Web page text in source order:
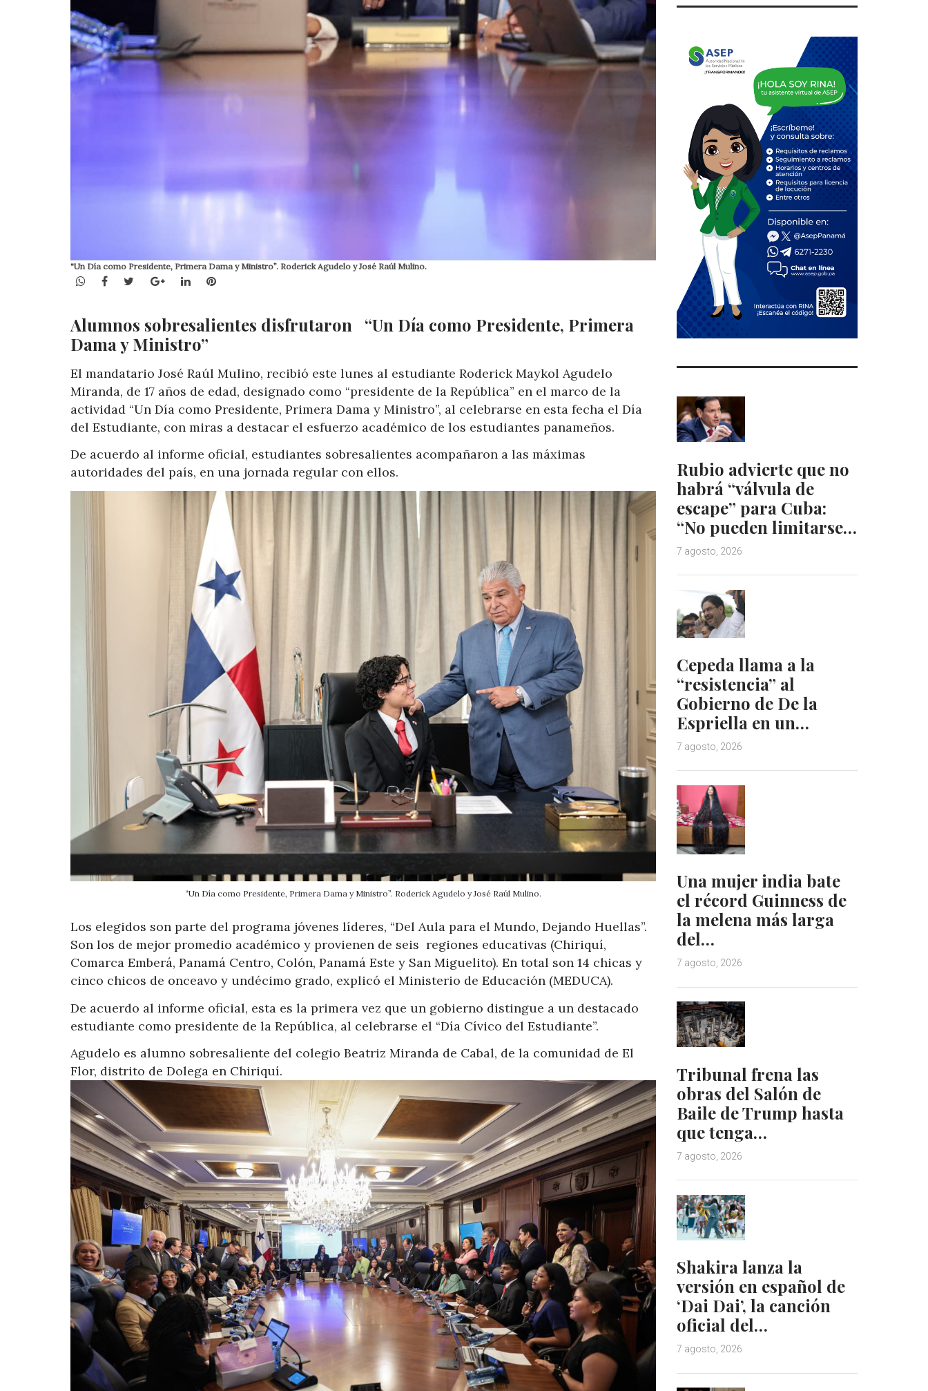
"Un Día como Presidente, Primera Dama y Ministro”. Roderick Agudelo y José Raúl Mulino.
WhatsApp
Facebook
TwitterGoogle+LinkedInPinterest
Alumnos sobresalientes disfrutaron “Un Día como Presidente, Primera
Dama y Ministro”
El mandatario José Raúl Mulino, recibió este lunes al estudiante Roderick Maykol Agudelo
Miranda, de 17 años de edad, designado como “presidente de la República” en el marco de la
actividad “Un Día como Presidente, Primera Dama y Ministro”, al celebrarse en esta fecha el Día
del Estudiante, con miras a destacar el esfuerzo académico de los estudiantes panameños.
De acuerdo al informe oficial, estudiantes sobresalientes acompañaron a las máximas
autoridades del país, en una jornada regular con ellos.
“Un Día como Presidente, Primera Dama y Ministro”. Roderick Agudelo y José Raúl Mulino.
Los elegidos son parte del programa jóvenes líderes, “Del Aula para el Mundo, Dejando Huellas”.
Son los de mejor promedio académico y provienen de seis regiones educativas (Chiriquí,
Comarca Emberá, Panamá Centro, Colón, Panamá Este y San Miguelito). En total son 14 chicas y
cinco chicos de onceavo y undécimo grado, explicó el Ministerio de Educación (MEDUCA).
De acuerdo al informe oficial, esta es la primera vez que un gobierno distingue a un destacado
estudiante como presidente de la República, al celebrarse el “Día Cívico del Estudiante”.
Agudelo es alumno sobresaliente del colegio Beatriz Miranda de Cabal, de la comunidad de El
Flor, distrito de Dolega en Chiriquí.
Rubio advierte que no
habrá “válvula de
escape” para Cuba:
“No pueden limitarse…
7 agosto, 2026
Cepeda llama a la
“resistencia” al
Gobierno de De la
Espriella en un…
7 agosto, 2026
Una mujer india bate
el récord Guinness de
la melena más larga
del…
7 agosto, 2026
Tribunal frena las
obras del Salón de
Baile de Trump hasta
que tenga…
7 agosto, 2026
Shakira lanza la
versión en español de
‘Dai Dai’, la canción
oficial del…
7 agosto, 2026